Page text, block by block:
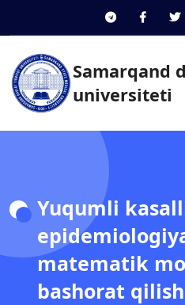
Samarqand
universiteti
Yuqumli
matematik
bashorat qilish